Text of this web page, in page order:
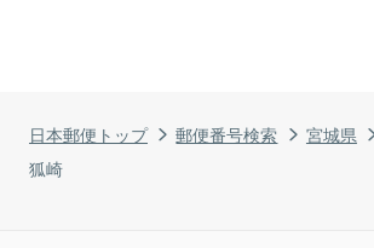
日本郵便トップ 郵便番号検索 宮城県
狐崎